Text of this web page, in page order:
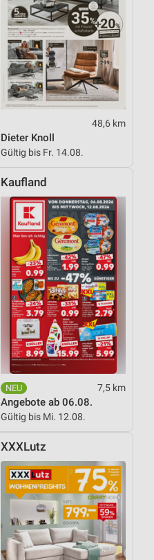
48,6 km
Dieter Knoll
Gültig bis Fr. 14.08.
Kaufland
7,5 km
Angebote ab 06.08.
Gültig bis Mi. 12.08.
XXXLutz